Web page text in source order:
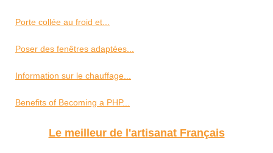
Porte collée au froid et...
Poser des fenêtres adaptées...
Information sur le chauffage...
Benefits of Becoming a PHP...
Le meilleur de l'artisanat Français